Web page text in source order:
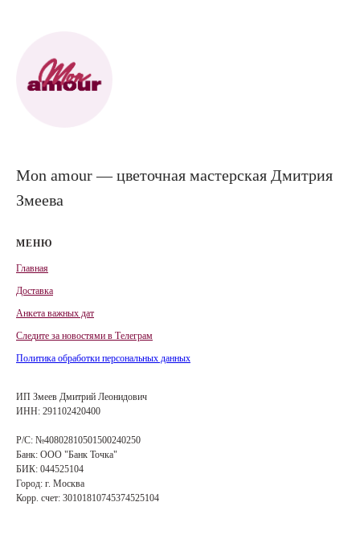
Mon amour — цветочная мастерская Дмитрия
Змеева
МЕНЮ
Главная
Доставка
Анкета важных дат
Следите за новостями в Телеграм
Политика обработки персональных данных
ИП Змеев Дмитрий Леонидович
ИНН: 291102420400
Р/С: №40802810501500240250
Банк: ООО "Банк Точка"
БИК: 044525104
Город: г. Москва
Корр. счет: 30101810745374525104